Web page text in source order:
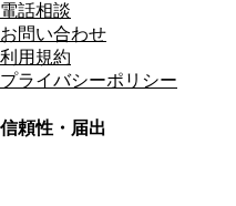
電話相談
お問い合わせ
利用規約
プライバシーポリシー
信頼性・届出